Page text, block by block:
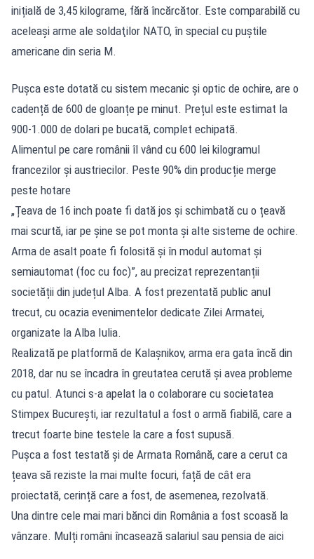
inițială de 3,45 kilograme, fără încărcător. Este comparabilă cu
aceleaşi arme ale soldaţilor NATO, în special cu puştile
americane din seria M.
Pușca este dotată cu sistem mecanic și optic de ochire, are o
cadență de 600 de gloanțe pe minut. Prețul este estimat la
900-1.000 de dolari pe bucată, complet echipată.
Alimentul pe care românii îl vând cu 600 lei kilogramul
francezilor și austriecilor. Peste 90% din producție merge
peste hotare
„Țeava de 16 inch poate fi dată jos și schimbată cu o țeavă
mai scurtă, iar pe șine se pot monta și alte sisteme de ochire.
Arma de asalt poate fi folosită și în modul automat și
semiautomat (foc cu foc)”, au precizat reprezentanții
societății din județul Alba. A fost prezentată public anul
trecut, cu ocazia evenimentelor dedicate Zilei Armatei,
organizate la Alba Iulia.
Realizată pe platformă de Kalașnikov, arma era gata încă din
2018, dar nu se încadra în greutatea cerută și avea probleme
cu patul. Atunci s-a apelat la o colaborare cu societatea
Stimpex București, iar rezultatul a fost o armă fiabilă, care a
trecut foarte bine testele la care a fost supusă.
Pușca a fost testată și de Armata Română, care a cerut ca
țeava să reziste la mai multe focuri, față de cât era
proiectată, cerință care a fost, de asemenea, rezolvată.
Una dintre cele mai mari bănci din România a fost scoasă la
vânzare. Mulți români încasează salariul sau pensia de aici